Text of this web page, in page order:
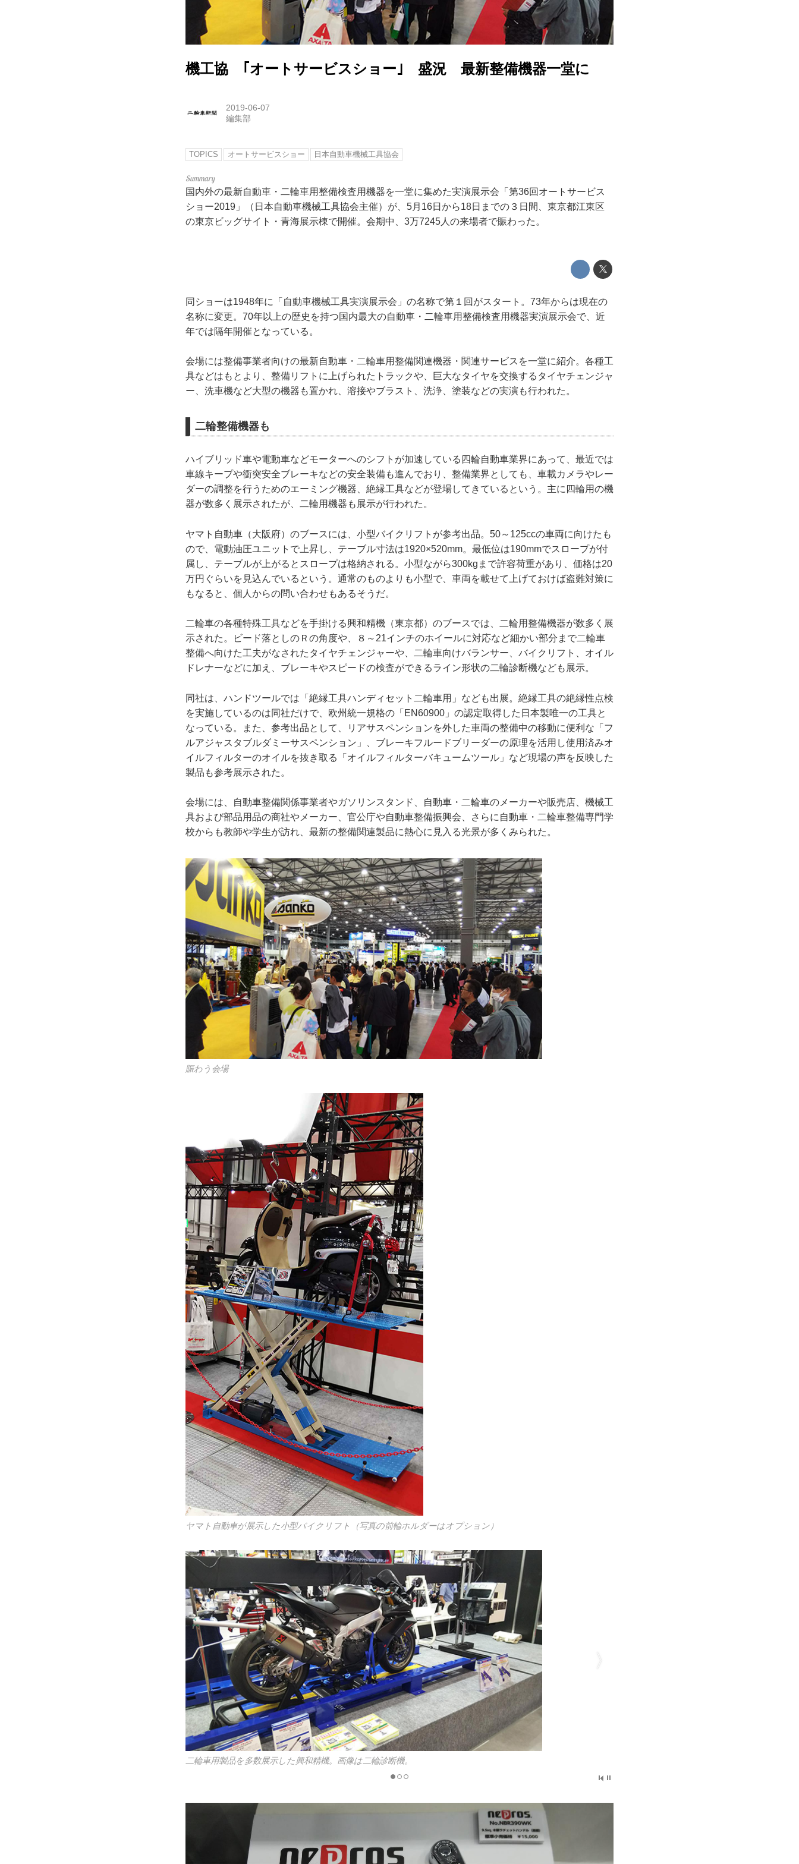
機工協 ｢オートサービスショー｣ 盛況 最新整備機器一堂に
2019-06-07
編集部
TOPICS オートサービスショー 日本自動車機械工具協会
国内外の最新自動車・二輪車用整備検査用機器を一堂に集めた実演展示会「第36回オートサービス
ショー2019」（日本自動車機械工具協会主催）が、5月16日から18日までの３日間、東京都江東区
の東京ビッグサイト・青海展示棟で開催。会期中、3万7245人の来場者で賑わった。
同ショーは1948年に「自動車機械工具実演展示会」の名称で第１回がスタート。73年からは現在の
名称に変更。70年以上の歴史を持つ国内最大の自動車・二輪車用整備検査用機器実演展示会で、近
年では隔年開催となっている。
会場には整備事業者向けの最新自動車・二輪車用整備関連機器・関連サービスを一堂に紹介。各種工
具などはもとより、整備リフトに上げられたトラックや、巨大なタイヤを交換するタイヤチェンジャ
ー、洗車機など大型の機器も置かれ、溶接やブラスト、洗浄、塗装などの実演も行われた。
二輪整備機器も
ハイブリッド車や電動車などモーターへのシフトが加速している四輪自動車業界にあって、最近では
車線キープや衝突安全ブレーキなどの安全装備も進んでおり、整備業界としても、車載カメラやレー
ダーの調整を行うためのエーミング機器、絶縁工具などが登場してきているという。主に四輪用の機
器が数多く展示されたが、二輪用機器も展示が行われた。
ヤマト自動車（大阪府）のブースには、小型バイクリフトが参考出品。50～125ccの車両に向けたも
ので、電動油圧ユニットで上昇し、テーブル寸法は1920×520mm。最低位は190mmでスロープが付
属し、テーブルが上がるとスロープは格納される。小型ながら300kgまで許容荷重があり、価格は20
万円ぐらいを見込んでいるという。通常のものよりも小型で、車両を載せて上げておけば盗難対策に
もなると、個人からの問い合わせもあるそうだ。
二輪車の各種特殊工具などを手掛ける興和精機（東京都）のブースでは、二輪用整備機器が数多く展
示された。ビード落としのＲの角度や、８～21インチのホイールに対応など細かい部分まで二輪車
整備へ向けた工夫がなされたタイヤチェンジャーや、二輪車向けバランサー、バイクリフト、オイル
ドレナーなどに加え、ブレーキやスピードの検査ができるライン形状の二輪診断機なども展示。
同社は、ハンドツールでは「絶縁工具ハンディセット二輪車用」なども出展。絶縁工具の絶縁性点検
を実施しているのは同社だけで、欧州統一規格の「EN60900」の認定取得した日本製唯一の工具と
なっている。また、参考出品として、リアサスペンションを外した車両の整備中の移動に便利な「フ
ルアジャスタブルダミーサスペンション」、ブレーキフルードブリーダーの原理を活用し使用済みオ
イルフィルターのオイルを抜き取る「オイルフィルターバキュームツール」など現場の声を反映した
製品も参考展示された。
会場には、自動車整備関係事業者やガソリンスタンド、自動車・二輪車のメーカーや販売店、機械工
具および部品用品の商社やメーカー、官公庁や自動車整備振興会、さらに自動車・二輪車整備専門学
校からも教師や学生が訪れ、最新の整備関連製品に熱心に見入る光景が多くみられた。
賑わう会場
ヤマト自動車が展示した小型バイクリフト（写真の前輪ホルダーはオプション）
二輪車用製品を多数展示した興和精機。画像は二輪診断機。